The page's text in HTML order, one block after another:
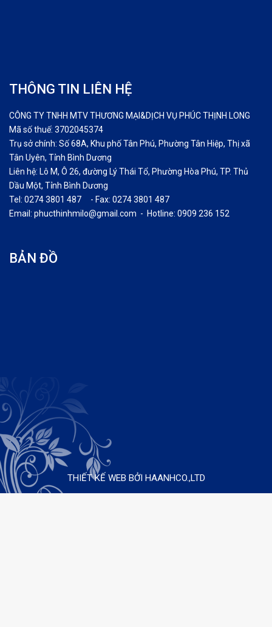
THÔNG TIN LIÊN HỆ
CÔNG TY TNHH MTV THƯƠNG MẠI&DỊCH VỤ PHÚC THỊNH LONG
Mã số thuế: 3702045374
Trụ sở chính: Số 68A, Khu phố Tân Phú, Phường Tân Hiệp, Thị xã
Tân Uyên, Tỉnh Bình Dương
Liên hệ: Lô M, Ô 26, đường Lý Thái Tổ, Phường Hòa Phú, TP. Thủ
Dầu Một, Tỉnh Bình Dương
Tel: 0274 3801 487 - Fax: 0274 3801 487
Email: phucthinhmilo@gmail.com - Hotline: 0909 236 152
BẢN ĐỒ
THIẾT KẾ WEB BỞI HAANHCO.,LTD